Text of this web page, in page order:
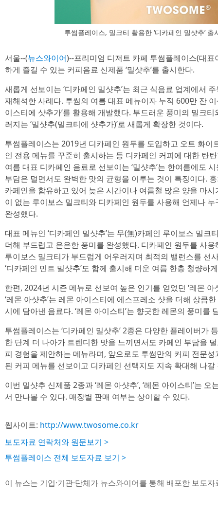
투썸플레이스, 밀크티 활용한 ‘디카페인 밀샷추’
서울--(뉴스와이어)--프리미엄 디저트 카페 투썸플레이스(대
하게 즐길 수 있는 커피음료 신제품 ‘밀샷추’를 출시한다.
새롭게 선보이는 ‘디카페인 밀샷추’는 최근 식음료 업계에서
재해석한 사례다. 투썸의 여름 대표 메뉴이자 누적 600만 잔 이
이스티에 샷추가’를 활용해 개발했다. 부드러운 풍미의 밀크
러지는 ‘밀샷추(밀크티에 샷추가)’로 새롭게 확장한 것이다.
투썸플레이스는 2019년 디카페인 원두를 도입하고 오트 화이
인 전용 메뉴를 꾸준히 출시하는 등 디카페인 커피에 대한 탄
여름 대표 디카페인 음료로 선보이는 ‘밀샷추’는 한여름에도
부담은 덜면서도 완벽한 맛의 균형을 이루는 것이 특징이다.
카페인을 함유하고 있어 늦은 시간이나 여름철 많은 양을 마
이 없는 루이보스 밀크티와 디카페인 원두를 사용해 언제나 누
완성했다.
대표 메뉴인 ‘디카페인 밀샷추’는 무(無)카페인 루이보스 밀
더해 부드럽고 은은한 풍미를 완성했다. 디카페인 원두를 사
루이보스 밀크티가 부드럽게 어우러지며 최적의 밸런스를 선
‘디카페인 민트 밀샷추’도 함께 출시해 더운 여름 한층 청량하
한편, 2024년 시즌 메뉴로 선보여 높은 인기를 얻었던 ‘레몬 아
‘레몬 아샷추’는 레몬 아이스티에 에스프레소 샷을 더해 상큼
시에 담아낸 음료다. ‘레몬 아이스티’는 향긋한 레몬의 풍미를
투썸플레이스는 ‘디카페인 밀샷추’ 2종은 다양한 플레이버가
한 단계 더 나아가 트렌디한 맛을 느끼면서도 카페인 부담을
피 경험을 제안하는 메뉴라며, 앞으로도 투썸만의 커피 전문
된 커피 메뉴를 선보이고 디카페인 선택지도 지속 확대해 나
이번 밀샷추 신제품 2종과 ‘레몬 아샷추’, ‘레몬 아이스티’는
서 만나볼 수 있다. 매장별 판매 여부는 상이할 수 있다.
웹사이트: http://www.twosome.co.kr
보도자료 연락처와 원문보기 >
투썸플레이스 전체 보도자료 보기 >
이 뉴스는 기업·기관·단체가 뉴스와이어를 통해 배포한 보도